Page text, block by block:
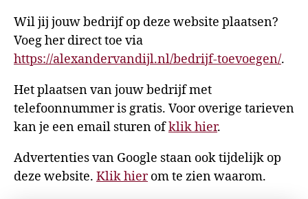
Wil jij jouw bedrijf op deze website plaatsen?
Voeg her direct toe via
https://alexandervandijl.nl/bedrijf-toevoegen/.
Het plaatsen van jouw bedrijf met
telefoonnummer is gratis. Voor overige tarieven
kan je een email sturen ofklik hier.
Advertenties van Google staan ook tijdelijk op
deze website. Klik hierom te zien waarom.